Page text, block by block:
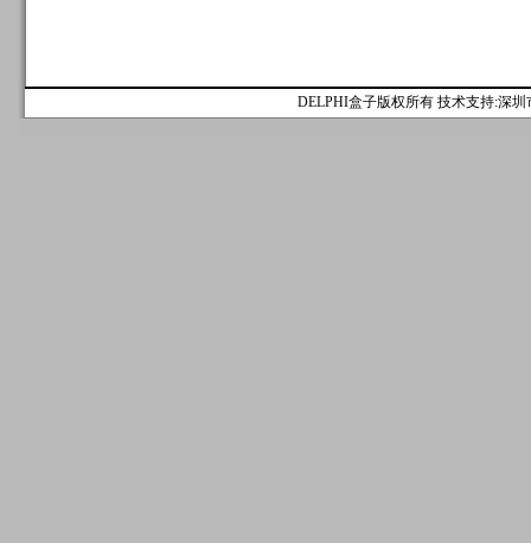
DELPHI盒子版权所有 技术支持:深